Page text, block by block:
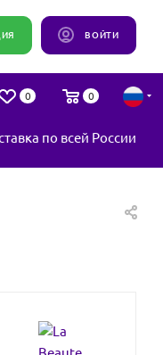
ВОЙТИ
0 0
по всей России